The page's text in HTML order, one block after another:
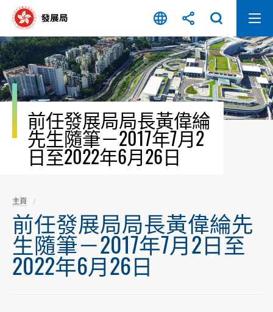
容
開
始
前任發展局局長黃偉綸
先生隨筆－2017年7月2
日至2022年6月26日
主頁
前任發展局局長黃偉綸先
生隨筆－2017年7月2日至
2022年6月26日